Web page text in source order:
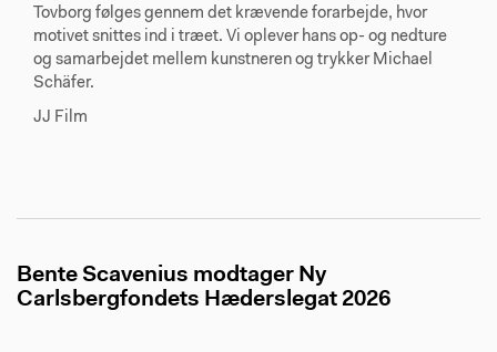
Tovborg følges gennem det krævende forarbejde, hvor
motivet snittes ind i træet. Vi oplever hans op- og nedture
og samarbejdet mellem kunstneren og trykker Michael
Schäfer.
JJ Film
Bente Scavenius modtager Ny
Carlsbergfondets Hæderslegat 2026